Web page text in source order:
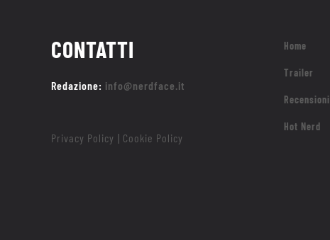
CONTATTI
Redazione: info@nerdface.it
Privacy Policy | Cookie Policy
Home
Trailer
Recensioni
Hot Nerd